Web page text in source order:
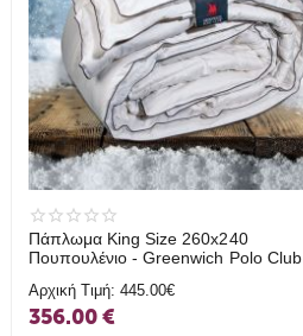
Πάπλωμα King Size 260x240
Πουπουλένιο - Greenwich Polo Club
Αρχική Τιμή:445.00€
356.00 €